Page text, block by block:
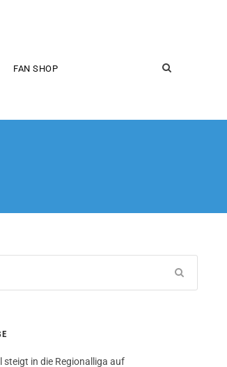
FAN SHOP
steigt in die Regionalliga auf